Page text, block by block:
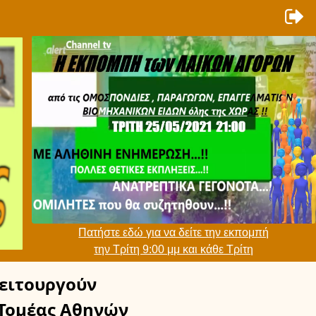
Πατήστε εδώ για να δείτε την εκπομπή
την Τρίτη 9:00 μμ και κάθε Τρίτη
Αθηνών